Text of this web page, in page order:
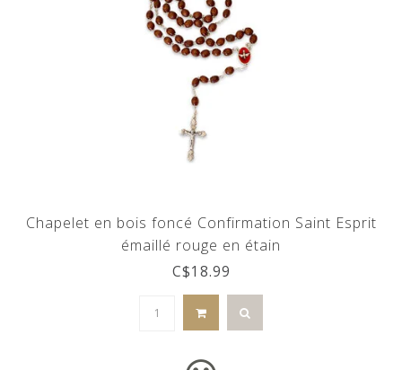
Chapelet en bois foncé Confirmation Saint Esprit
émaillé rouge en étain
C$18.99